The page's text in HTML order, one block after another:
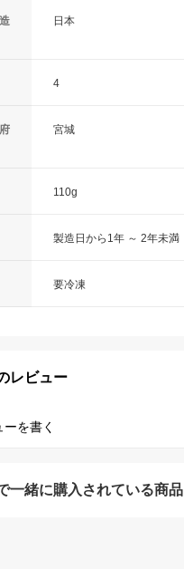
日本
4
宮城
110g
製造日から1年 ～ 2年未満
要冷凍
レビュー
ーを書く
一緒に購入されている商品